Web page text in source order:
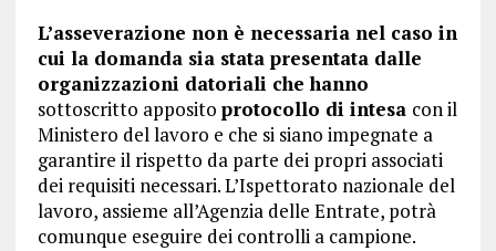
L’asseverazione non è necessaria nel caso in
cui la domanda sia stata presentata dalle
organizzazioni datoriali che hanno
sottoscritto apposito protocollo di intesa con il
Ministero del lavoro e che si siano impegnate a
garantire il rispetto da parte dei propri associati
dei requisiti necessari. L’Ispettorato nazionale del
lavoro, assieme all’Agenzia delle Entrate, potrà
comunque eseguire dei controlli a campione.